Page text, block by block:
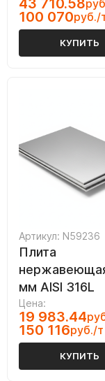
43 710.58
100 070руб./
КУПИТЬ
Артикул: N59236
Плита
мм AISI 316L
Цена:
19 983.44
150 116руб./т
КУПИТЬ